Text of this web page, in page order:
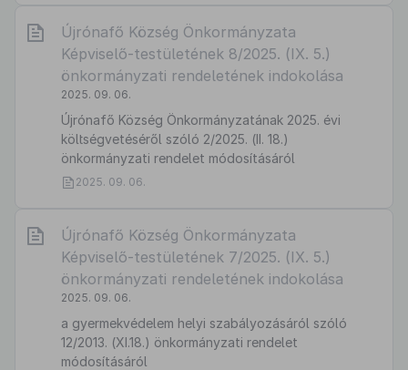
Újrónafő Község Önkormányzata
Képviselő-testületének 8/2025. (IX. 5.)
önkormányzati rendeletének indokolása
2025. 09. 06.
Újrónafő Község Önkormányzatának 2025. évi
költségvetéséről szóló 2/2025. (II. 18.)
önkormányzati rendelet módosításáról
2025. 09. 06.
Újrónafő Község Önkormányzata
Képviselő-testületének 7/2025. (IX. 5.)
önkormányzati rendeletének indokolása
2025. 09. 06.
a gyermekvédelem helyi szabályozásáról szóló
12/2013. (XI.18.) önkormányzati rendelet
módosításáról